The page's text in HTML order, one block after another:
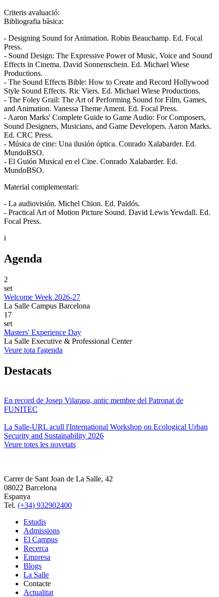
Criteris avaluació:
Bibliografia bàsica:
- Designing Sound for Animation. Robin Beauchamp. Ed. Focal
Press.
- Sound Design: The Expressive Power of Music, Voice and Sound
Effects in Cinema. David Sonnenschein. Ed. Michael Wiese
Productions.
- The Sound Effects Bible: How to Create and Record Hollywood
Style Sound Effects. Ric Viers. Ed. Michael Wiese Productions.
- The Foley Grail: The Art of Performing Sound for Film, Games,
and Animation. Vanessa Theme Ament. Ed. Focal Press.
- Aaron Marks' Complete Guide to Game Audio: For Composers,
Sound Designers, Musicians, and Game Developers. Aaron Marks.
Ed. CRC Press.
- Música de cine: Una ilusión óptica. Conrado Xalabarder. Ed.
MundoBSO.
- El Guión Musical en el Cine. Conrado Xalabarder. Ed.
MundoBSO.
Material complementari:
- La audiovisión. Michel Chion. Ed. Paidós.
- Practical Art of Motion Picture Sound. David Lewis Yewdall. Ed.
Focal Press.
i
Agenda
2
set
Welcome Week 2026-27
La Salle Campus Barcelona
17
set
Masters' Experience Day
La Salle Executive & Professional Center
Veure tota l'agenda
Destacats
En record de Josep Vilarasu, antic membre del Patronat de
FUNITEC
La Salle-URL acull l'International Workshop on Ecological Urban
Security and Sustainability 2026
Veure totes les novetats
Carrer de Sant Joan de La Salle, 42
08022 Barcelona
Espanya
Tel. (+34) 932902400
Estudis
Admissions
El Campus
Recerca
Empresa
Blogs
La Salle
Contacte
Actualitat